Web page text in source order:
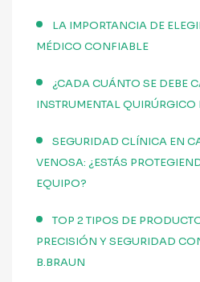
LA IMPORTANCIA DE
MÉDICO CONFIABLE
¿CADA CUÁNTO SE DEBE
INSTRUMENTAL
SEGURIDAD CLÍNICA EN
VENOSA: ¿ESTÁS
EQUIPO?
TOP 2 TIPOS DE
PRECISIÓN Y SEGURIDAD
B.BRAUN